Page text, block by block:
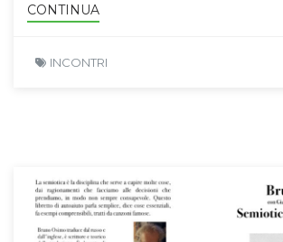
CONTINUA
INCONTRI